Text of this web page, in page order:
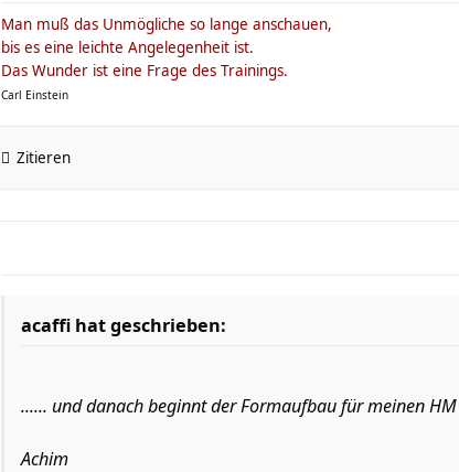
Man muß das Unmögliche so lange anschauen,
bis es eine leichte Angelegenheit ist.
Das Wunder ist eine Frage des Trainings.
Carl Einstein
Zitieren
acaffi hat geschrieben:
...... und danach beginnt der Formaufbau für meinen
Achim